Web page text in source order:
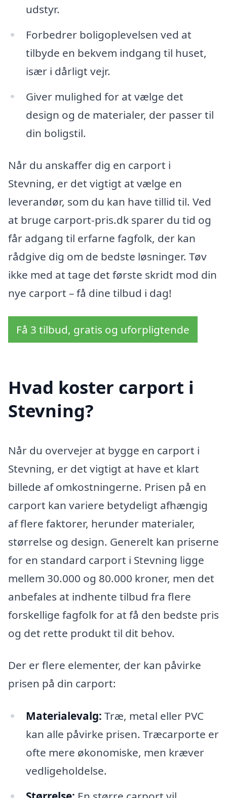
udstyr.
Forbedrer boligoplevelsen ved at
tilbyde en bekvem indgang til huset,
især i dårligt vejr.
Giver mulighed for at vælge det
design og de materialer, der passer til
din boligstil.
Når du anskaffer dig en carport i
Stevning, er det vigtigt at vælge en
leverandør, som du kan have tillid til. Ved
at bruge carport-pris.dk sparer du tid og
får adgang til erfarne fagfolk, der kan
rådgive dig om de bedste løsninger. Tøv
ikke med at tage det første skridt mod din
nye carport – få dine tilbud i dag!
Få 3 tilbud, gratis og uforpligtende
Hvad koster carport i
Stevning?
Når du overvejer at bygge en carport i
Stevning, er det vigtigt at have et klart
billede af omkostningerne. Prisen på en
carport kan variere betydeligt afhængig
af flere faktorer, herunder materialer,
størrelse og design. Generelt kan priserne
for en standard carport i Stevning ligge
mellem 30.000 og 80.000 kroner, men det
anbefales at indhente tilbud fra flere
forskellige fagfolk for at få den bedste pris
og det rette produkt til dit behov.
Der er flere elementer, der kan påvirke
prisen på din carport:
Materialevalg: Træ, metal eller PVC
kan alle påvirke prisen. Træcarporte er
ofte mere økonomiske, men kræver
vedligeholdelse.